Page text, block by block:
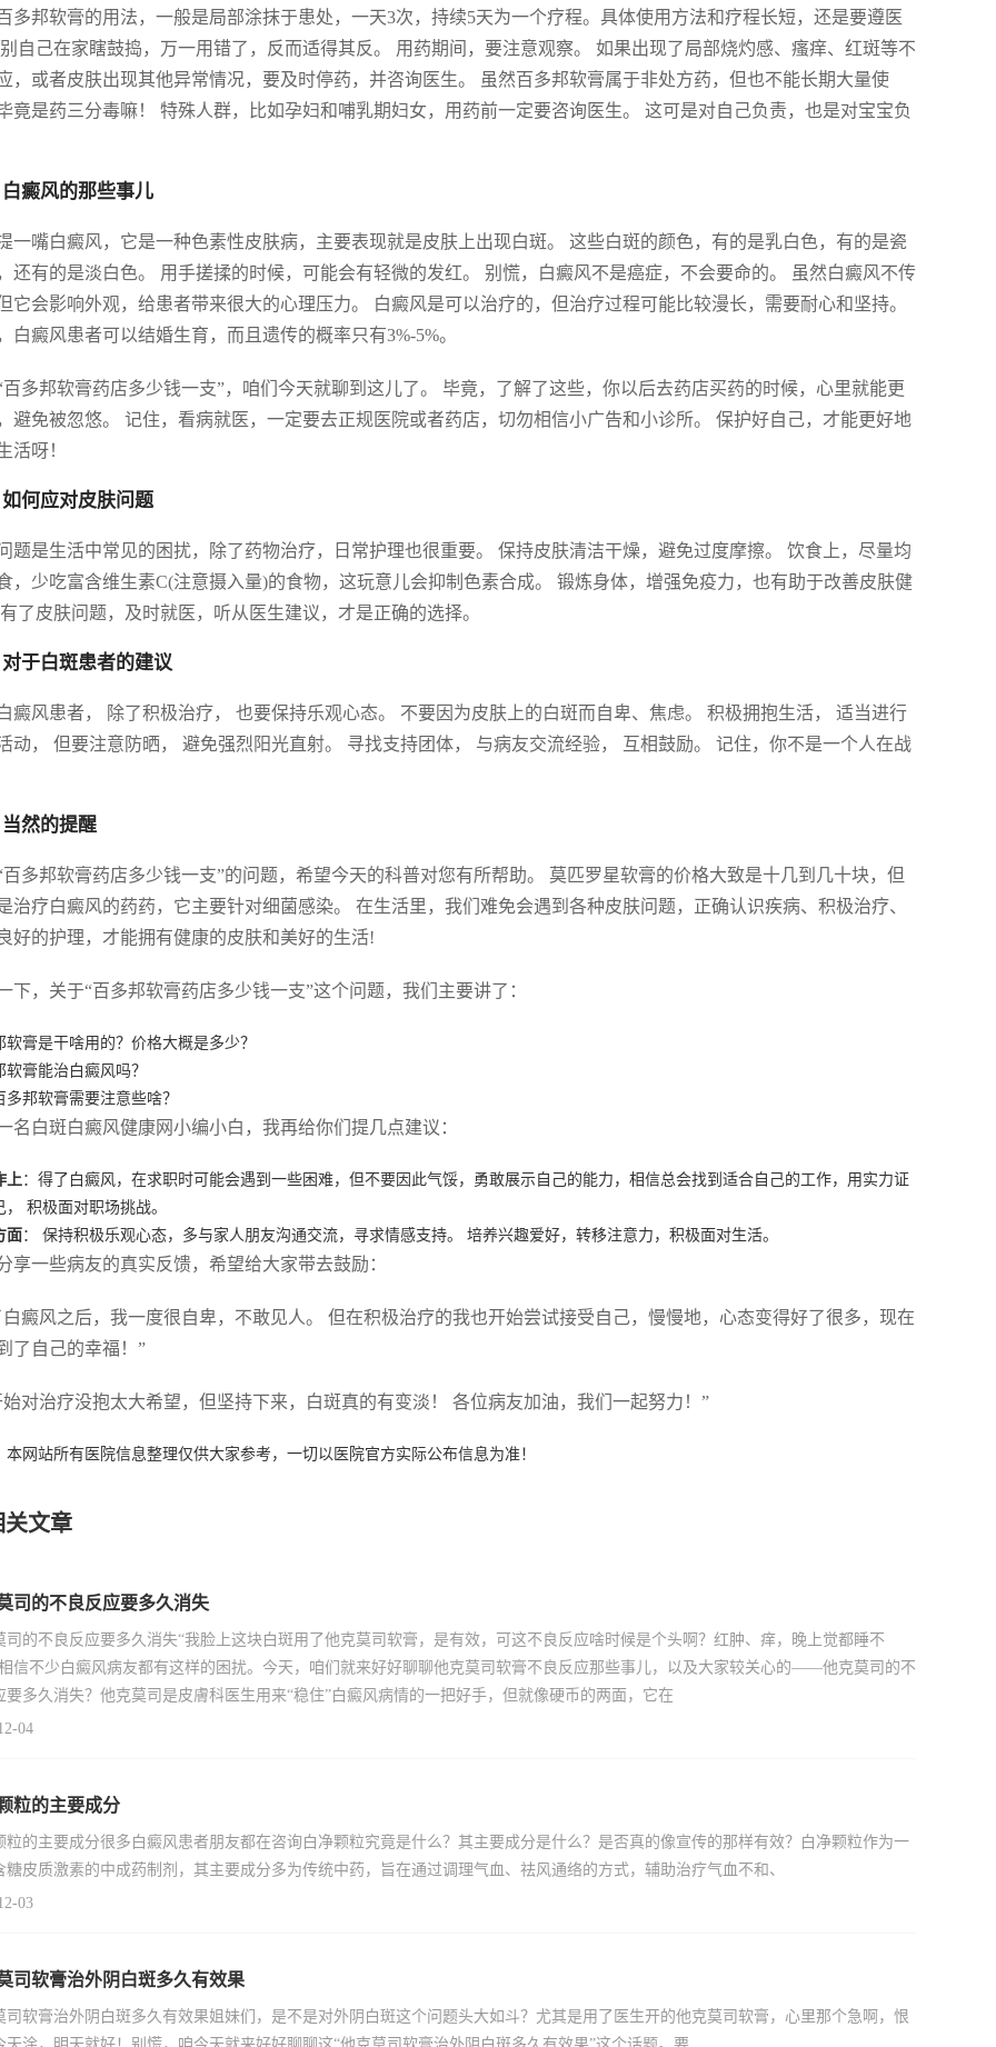
多邦软膏的用法，一般是局部涂抹于患处，一天3次，持续5天为一个疗程。具体使用方法和疗程长短，还是要遵医
自己在家瞎鼓捣，万一用错了，反而适得其反。 用药期间，要注意观察。 如果出现了局部烧灼感、瘙痒、红斑等不
，或者皮肤出现其他异常情况，要及时停药，并咨询医生。 虽然百多邦软膏属于非处方药，但也不能长期大量使
竟是药三分毒嘛！ 特殊人群，比如孕妇和哺乳期妇女，用药前一定要咨询医生。 这可是对自己负责，也是对宝宝负
白癜风的那些事儿
一嘴白癜风，它是一种色素性皮肤病，主要表现就是皮肤上出现白斑。 这些白斑的颜色，有的是乳白色，有的是瓷
还有的是淡白色。 用手搓揉的时候，可能会有轻微的发红。 别慌，白癜风不是癌症，不会要命的。 虽然白癜风不传
它会影响外观，给患者带来很大的心理压力。 白癜风是可以治疗的，但治疗过程可能比较漫长，需要耐心和坚持。
白癜风患者可以结婚生育，而且遗传的概率只有3%-5%。
百多邦软膏药店多少钱一支”，咱们今天就聊到这儿了。 毕竟，了解了这些，你以后去药店买药的时候，心里就能更
避免被忽悠。 记住，看病就医，一定要去正规医院或者药店，切勿相信小广告和小诊所。 保护好自己，才能更好地
活呀！
何应对皮肤问题
题是生活中常见的困扰，除了药物治疗，日常护理也很重要。 保持皮肤清洁干燥，避免过度摩擦。 饮食上，尽量均
，少吃富含维生素C(注意摄入量)的食物，这玩意儿会抑制色素合成。 锻炼身体，增强免疫力，也有助于改善皮肤健
了皮肤问题，及时就医，听从医生建议，才是正确的选择。
于白斑患者的建议
癜风患者， 除了积极治疗， 也要保持乐观心态。 不要因为皮肤上的白斑而自卑、焦虑。 积极拥抱生活， 适当进行
动， 但要注意防晒， 避免强烈阳光直射。 寻找支持团体， 与病友交流经验， 互相鼓励。 记住，你不是一个人在战
然的提醒
百多邦软膏药店多少钱一支”的问题，希望今天的科普对您有所帮助。 莫匹罗星软膏的价格大致是十几到几十块，但
治疗白癜风的药药，它主要针对细菌感染。 在生活里，我们难免会遇到各种皮肤问题，正确认识疾病、积极治疗、
好的护理，才能拥有健康的皮肤和美好的生活!
下，关于“百多邦软膏药店多少钱一支”这个问题，我们主要讲了：
软膏是干啥用的？价格大概是多少？
软膏能治白癜风吗？
多邦软膏需要注意些啥？
名白斑白癜风健康网小编小白，我再给你们提几点建议：
上：得了白癜风，在求职时可能会遇到一些困难，但不要因此气馁，勇敢展示自己的能力，相信总会找到适合自己的工作，用实力证
， 积极面对职场挑战。
面 ： 保持积极乐观心态，多与家人朋友沟通交流，寻求情感支持。 培养兴趣爱好，转移注意力，积极面对生活。
享一些病友的真实反馈，希望给大家带去鼓励：
白癜风之后，我一度很自卑，不敢见人。 但在积极治疗的我也开始尝试接受自己，慢慢地，心态变得好了很多，现在
了自己的幸福！”
始对治疗没抱太大希望，但坚持下来，白斑真的有变淡！ 各位病友加油，我们一起努力！”
本网站所有医院信息整理仅供大家参考，一切以医院官方实际公布信息为准！
关文章
司的不良反应要多久消失
司的不良反应要多久消失“我脸上这块白斑用了他克莫司软膏，是有效，可这不良反应啥时候是个头啊？红肿、痒，晚上觉都睡不
信不少白癜风病友都有这样的困扰。今天，咱们就来好好聊聊他克莫司软膏不良反应那些事儿，以及大家较关心的——他克莫司的不
要多久消失？他克莫司是皮膚科医生用来“稳住”白癜风病情的一把好手，但就像硬币的两面，它在
04
粒的主要成分
粒的主要成分很多白癜风患者朋友都在咨询白净颗粒究竟是什么？其主要成分是什么？是否真的像宣传的那样有效？白净颗粒作为一
糖皮质激素的中成药制剂，其主要成分多为传统中药，旨在通过调理气血、祛风通络的方式，辅助治疗气血不和、
03
司软膏治外阴白斑多久有效果
司软膏治外阴白斑多久有效果姐妹们，是不是对外阴白斑这个问题头大如斗？尤其是用了医生开的他克莫司软膏，心里那个急啊，恨